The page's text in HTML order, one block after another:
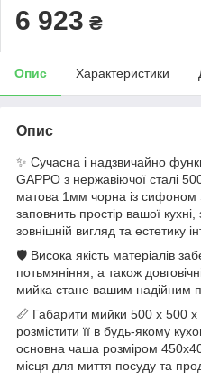
6 923 ₴
Опис Характеристики
Опис
✨ Сучасна і надзвичайно
GAPPO з нержавіючої сталі
матова 1мм чорна із сифоном
заповнить простір вашої
зовнішній вигляд та естетику
🛡️ Висока якість матеріалів
потьмяніння, а також
мийка стане вашим надійним
📏 Габарити мийки 500 х 500
розмістити її в будь-якому
основна чаша розміром
місця для миття посуду та